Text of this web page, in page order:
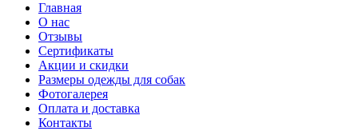
Главная
О нас
Отзывы
Сертификаты
Акции и скидки
Размеры одежды для собак
Фотогалерея
Оплата и доставка
Контакты